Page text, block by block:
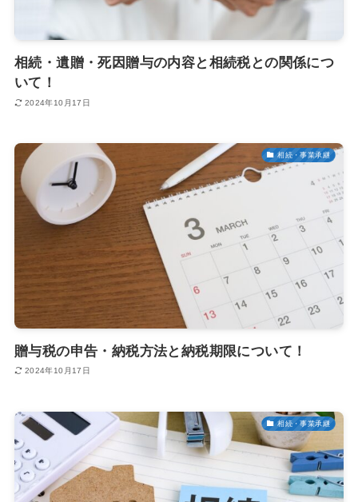
相続・遺贈・死因贈与の内容と相続税との関係につ
いて！
2024年10月17日
相続・事業承継
贈与税の申告・納税方法と納税期限について！
2024年10月17日
相続・事業承継